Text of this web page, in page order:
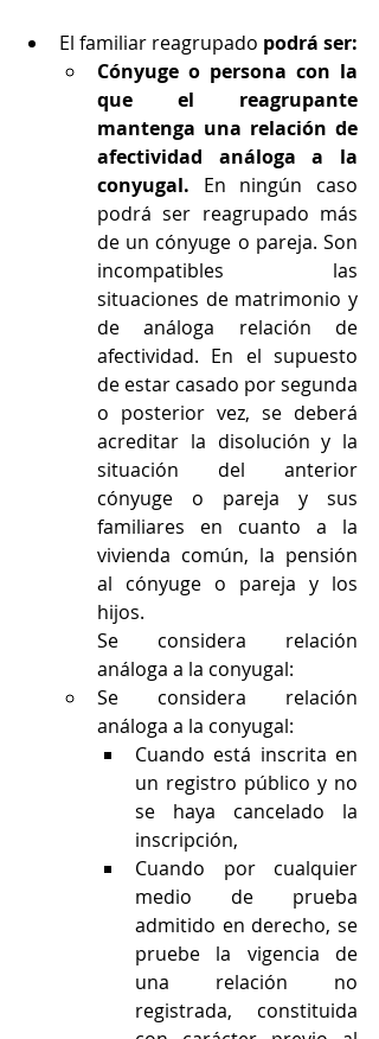
El familiar reagrupado podrá ser:
Cónyuge o persona con la
que el reagrupante
mantenga una relación de
afectividad análoga a la
conyugal. En ningún caso
podrá ser reagrupado más
de un cónyuge o pareja. Son
incompatibles las
situaciones de matrimonio y
de análoga relación de
afectividad. En el supuesto
de estar casado por segunda
o posterior vez, se deberá
acreditar la disolución y la
situación del anterior
cónyuge o pareja y sus
familiares en cuanto a la
vivienda común, la pensión
al cónyuge o pareja y los
hijos.
Se considera relación
análoga a la conyugal:
Se considera relación
análoga a la conyugal:
Cuando está inscrita en
un registro público y no
se haya cancelado la
inscripción,
Cuando por cualquier
medio de prueba
admitido en derecho, se
pruebe la vigencia de
una relación no
registrada, constituida